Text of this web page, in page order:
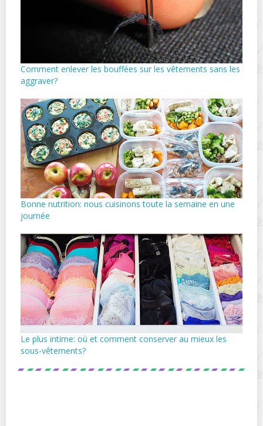
Comment enlever les bouffées sur les vêtements sans les
aggraver?
Bonne nutrition: nous cuisinons toute la semaine en une
journée
Le plus intime: où et comment conserver au mieux les
sous-vêtements?